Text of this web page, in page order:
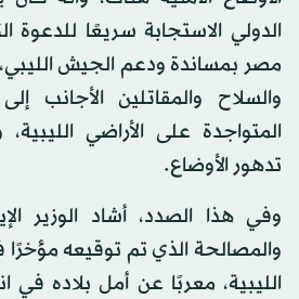
الدولي الاستجابة سريعًا للدعوة
مصر بمساندة ودعم الجيش
والسلاح والمقاتلين الأجانب
المتواجدة على الأراضي
تدهور الأوضاع.
وفي هذا الصدد، أشاد الوزير
والمصالحة الذي تم توقيعه مؤخرًا
الليبية، معربًا عن أمل بلاده في